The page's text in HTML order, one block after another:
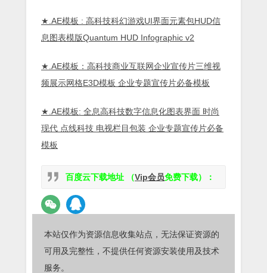
★.AE模板 : 高科技科幻游戏UI界面元素包HUD信
息图表模版Quantum HUD Infographic v2
★.AE模板：高科技商业互联网企业宣传片三维视
频展示网格E3D模板 企业专题宣传片必备模板
★.AE模板: 全息高科技数字信息化图表界面 时尚
现代 点线科技 电视栏目包装 企业专题宣传片必备
模板
百度云下载地址 （Vip会员免费下载）：
本站仅作为资源信息收集站点，无法保证资源的
可用及完整性，不提供任何资源安装使用及技术
服务。